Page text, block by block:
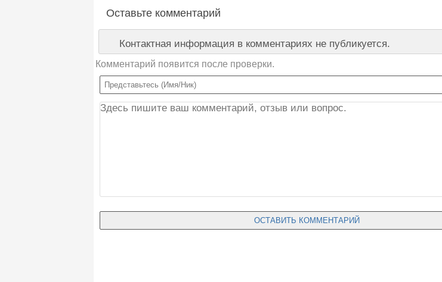
Оставьте комментарий
Контактная информация в комментариях не публикуется.
Комментарий появится после проверки.